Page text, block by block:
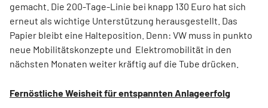
gemacht. Die 200-Tage-Linie bei knapp 130 Euro hat sich
erneut als wichtige Unterstützung herausgestellt. Das
Papier bleibt eine Halteposition. Denn: VW muss in punkto
neue Mobilitätskonzepte und Elektromobilität in den
nächsten Monaten weiter kräftig auf die Tube drücken.
Fernöstliche Weisheit für entspannten Anlageerfolg